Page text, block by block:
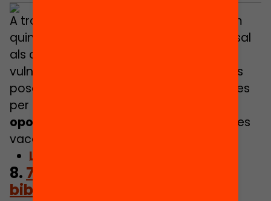
A través de mapes interactius, mostrem
quin cost tindria garantir l’accés universal
als casals d’estiu per als infants
vulnerables de cada municipi. Les dades
posen sobre la taula accions necessàries
per
oportunitats d’aprenentatge
durant les
vacances.
Llegeix l’article
8. 7 bibliomites sobre les
biblioteques escolars